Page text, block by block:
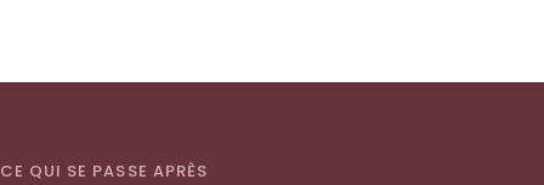
CE QUI SE PASSE APRÈS